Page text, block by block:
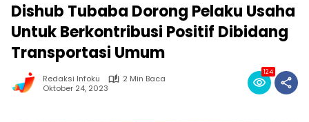
Dishub Tubaba Dorong Pelaku Usaha
Untuk Berkontribusi Positif Dibidang
Transportasi Umum
Redaksi Infoku
2 Min Baca
Oktober 24, 2023
124